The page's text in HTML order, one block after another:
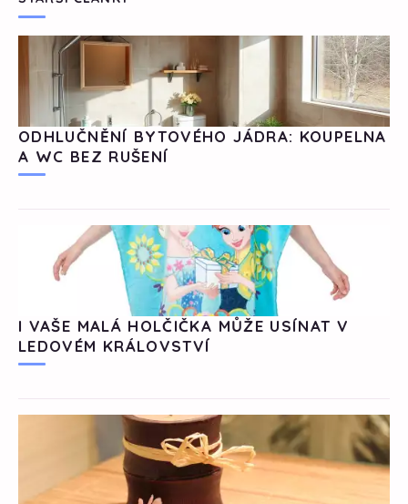
ODHLUČNĚNÍ BYTOVÉHO JÁDRA: KOUPELNA
A WC BEZ RUŠENÍ
I VAŠE MALÁ HOLČIČKA MŮŽE USÍNAT V
LEDOVÉM KRÁLOVSTVÍ